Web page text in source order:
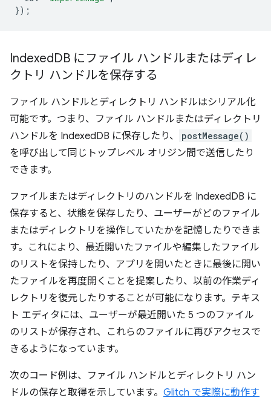
});
IndexedDB にファイル ハンドルまたはディレ
クトリ ハンドルを保存する
ファイル ハンドルとディレクトリ ハンドルはシリアル化
可能です。つまり、ファイル ハンドルまたはディレクトリ
ハンドルを IndexedDB に保存したり、
postMessage()
を呼び出して同じトップレベル オリジン間で送信したり
できます。
ファイルまたはディレクトリのハンドルを IndexedDB に
保存すると、状態を保存したり、ユーザーがどのファイル
またはディレクトリを操作していたかを記憶したりできま
す。これにより、最近開いたファイルや編集したファイル
のリストを保持したり、アプリを開いたときに最後に開い
たファイルを再度開くことを提案したり、以前の作業ディ
レクトリを復元したりすることが可能になります。テキス
ト エディタには、ユーザーが最近開いた 5 つのファイル
のリストが保存され、これらのファイルに再びアクセスで
きるようになっています。
次のコード例は、ファイル ハンドルとディレクトリ ハン
ドルの保存と取得を示しています。 Glitch で実際に動作す